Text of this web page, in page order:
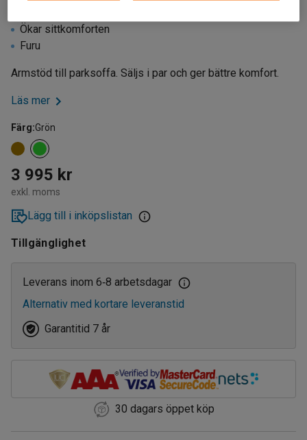
Ökar sittkomforten
Furu
Armstöd till parksoffa. Säljs i par och ger bättre komfort.
Läs mer
Färg:Grön
3 995 kr
exkl. moms
Lägg till i inköpslistan
Tillgänglighet
Leverans inom 6‑8 arbetsdagar
Alternativ med kortare leveranstid
Garantitid 7 år
30 dagars öppet köp